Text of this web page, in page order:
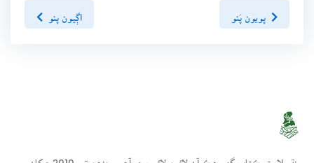
پويون پَنو اڳيون پنو
سنڌسلامت ڪتاب گهر ھڪ آن لائين لائبريري آھي، جنھن تي 2010ع کان